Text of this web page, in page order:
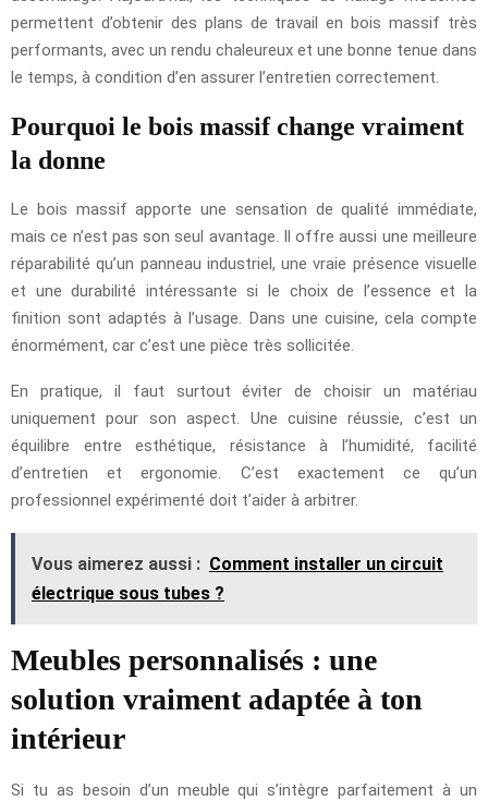
permettent d’obtenir des plans de travail en bois massif très
performants, avec un rendu chaleureux et une bonne tenue dans
le temps, à condition d’en assurer l’entretien correctement.
Pourquoi le bois massif change vraiment
la donne
Le bois massif apporte une sensation de qualité immédiate,
mais ce n’est pas son seul avantage. Il offre aussi une meilleure
réparabilité qu’un panneau industriel, une vraie présence visuelle
et une durabilité intéressante si le choix de l’essence et la
finition sont adaptés à l’usage. Dans une cuisine, cela compte
énormément, car c’est une pièce très sollicitée.
En pratique, il faut surtout éviter de choisir un matériau
uniquement pour son aspect. Une cuisine réussie, c’est un
équilibre entre esthétique, résistance à l’humidité, facilité
d’entretien et ergonomie. C’est exactement ce qu’un
professionnel expérimenté doit t’aider à arbitrer.
Vous aimerez aussi : Comment installer un circuit
électrique sous tubes ?
Meubles personnalisés : une
solution vraiment adaptée à ton
intérieur
Si tu as besoin d’un meuble qui s’intègre parfaitement à un